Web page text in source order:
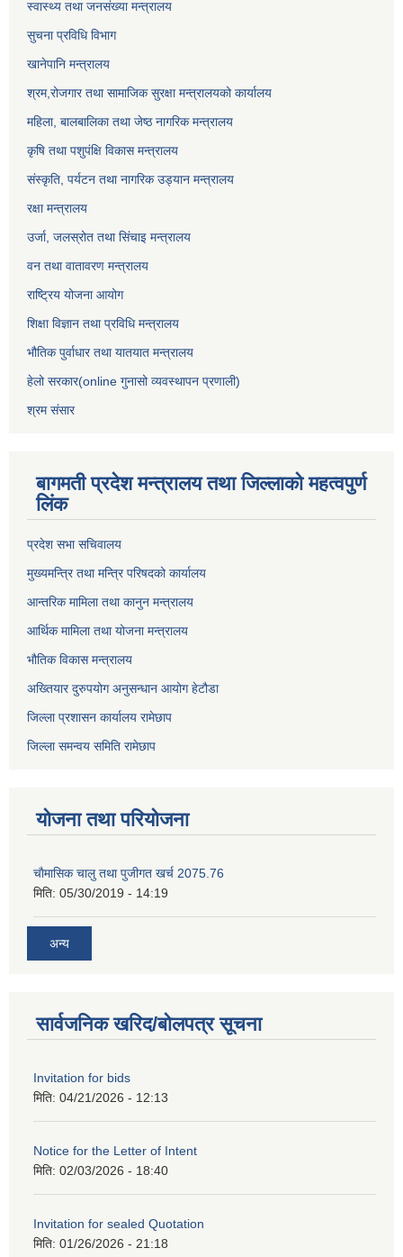
स्वास्थ्य तथा जनसंख्या मन्त्रालय
सुचना प्रविधि विभाग
खानेपानि मन्त्रालय
श्रम,रोजगार तथा सामाजिक सुरक्षा मन्त्रालयको कार्यालय
महिला, बालबालिका तथा जेष्ठ नागरिक मन्त्रालय
कृषि तथा पशुपंक्षि विकास मन्त्रालय
संस्कृति, पर्यटन तथा नागरिक उड्‍यान मन्त्रालय
रक्षा मन्त्रालय
उर्जा, जलस्रोत तथा सिंचाइ मन्त्रालय
वन तथा वातावरण मन्त्रालय
राष्ट्रिय योजना आयोग
शिक्षा विज्ञान तथा प्रविधि मन्त्रालय
भौतिक पुर्वाधार तथा यातयात मन्त्रालय
हेलो सरकार(online गुनासो व्यवस्थापन प्रणाली)
श्रम संसार
बागमती प्रदेश मन्त्रालय तथा जिल्लाको महत्वपुर्ण
लिंक
प्रदेश सभा सचिवालय
मुख्यमन्त्रि तथा मन्त्रि परिषदको कार्यालय
आन्तरिक मामिला तथा कानुन मन्त्रालय
आर्थिक मामिला तथा योजना मन्त्रालय
भौतिक विकास मन्त्रालय
अख्तियार दुरुपयोग अनुसन्धान आयोग हेटौडा
जिल्ला प्रशासन कार्यालय रामेछाप
जिल्ला समन्वय समिति रामेछाप
योजना तथा परियोजना
चाैमासिक चालु तथा पुजीगत खर्च 2075.76
मिति: 05/30/2019 - 14:19
अन्य
सार्वजनिक खरिद/बोलपत्र सूचना
Invitation for bids
मिति: 04/21/2026 - 12:13
Notice for the Letter of Intent
मिति: 02/03/2026 - 18:40
Invitation for sealed Quotation
मिति: 01/26/2026 - 21:18